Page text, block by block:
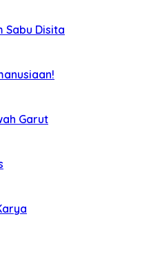
Sabu Disita
Garut